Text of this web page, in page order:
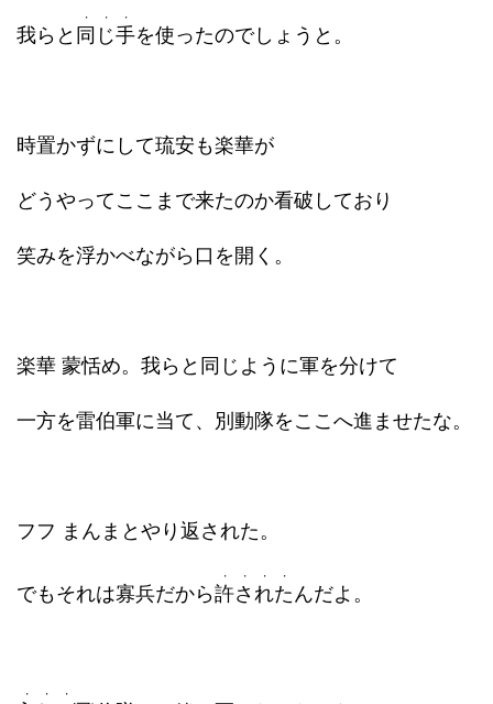
我らと 同じ手
・・・
を使ったのでしょうと。
時置かずにして琉安も楽華が
どうやってここまで来たのか看破しており
笑みを浮かべながら口を開く。
楽華 蒙恬め。我らと同じように軍を分けて
一方を雷伯軍に当て、別動隊をここへ進ませたな。
フフ まんまとやり返された。
でもそれは寡兵だから許された
・・・・
んだよ。
・・・